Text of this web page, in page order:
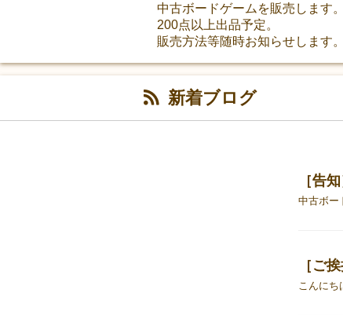
中古ボードゲームを販売します。
200点以上出品予定。
販売方法等随時お知らせします。
新着ブログ
［告